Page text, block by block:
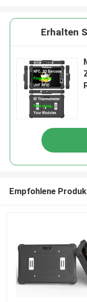
Erhalten
Empfohlene